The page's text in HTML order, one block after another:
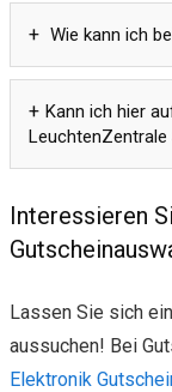
Wie kann ich
Kann ich hier
LeuchtenZentrale
Interessieren
Lassen Sie sich
aussuchen! Bei
Elektronik